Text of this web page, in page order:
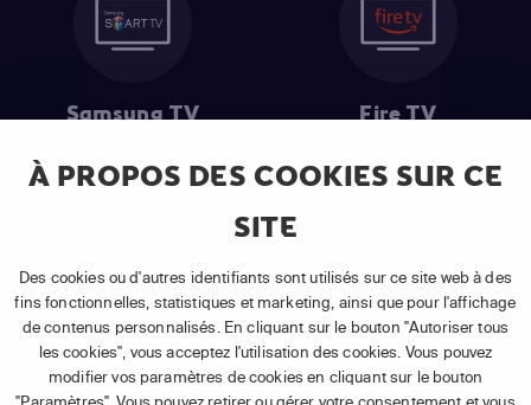
À PROPOS DES COOKIES SUR CE
SITE
Des cookies ou d'autres identifiants sont utilisés sur ce site web à des
fins fonctionnelles, statistiques et marketing, ainsi que pour l'affichage
de contenus personnalisés. En cliquant sur le bouton "Autoriser tous
les cookies", vous acceptez l'utilisation des cookies. Vous pouvez
modifier vos paramètres de cookies en cliquant sur le bouton
Samsung TV Fire TV
souscription à un abonnement APP TV Basic.
(2) Prix de l'abonnement : TVA comprise, hors promotion, hors frais
uniques d'activation, hors frais de matériel et hors frais d'installation.
(3) Restart & Replay:Voir toutes les chaînes disposant de cette
fonctionnalité.